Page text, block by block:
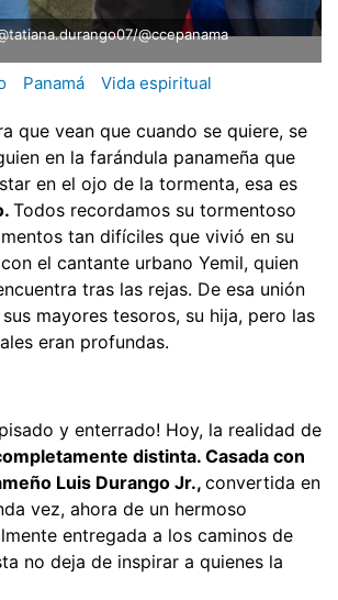
@ccepanama
Panamá Vida espiritual
que vean que cuando se quiere, se
en la farándula panameña que
en el ojo de la tormenta, esa es
Todos recordamos su tormentoso
tan difíciles que vivió en su
el cantante urbano Yemil, quien
tras las rejas. De esa unión
mayores tesoros, su hija, pero las
eran profundas.
y enterrado! Hoy, la realidad de
distinta. Casada con
Luis Durango Jr., convertida en
vez, ahora de un hermoso
entregada a los caminos de
no deja de inspirar a quienes la